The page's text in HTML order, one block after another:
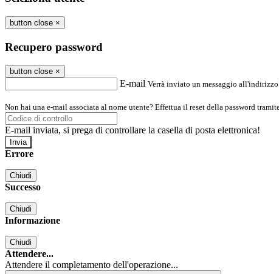
button close ×
Recupero password
button close ×
E-mail Verrà inviato un messaggio
Non hai una e-mail associata al nome utente? Effettua il reset della password
E-mail inviata, si prega di controllare la casella di posta elettronica!
Errore
Chiudi
Successo
Chiudi
Informazione
Chiudi
Attendere...
Attendere il completamento dell'operazione...